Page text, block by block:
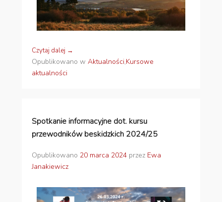
Czytaj dalej →
Opublikowano w Aktualności,Kursowe
aktualności
Spotkanie informacyjne dot. kursu
przewodników beskidzkich 2024/25
Opublikowano 20 marca 2024 przez Ewa
Janakiewicz